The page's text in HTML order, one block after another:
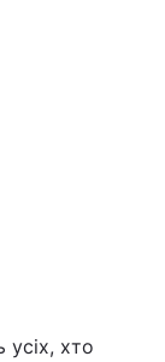
усіх, хто